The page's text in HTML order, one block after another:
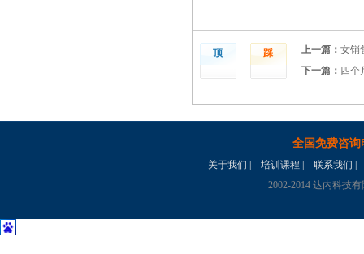
顶 踩 上一篇： 女销
下一篇： 四个
全国免费咨询
关于我们 培训课程 联系我们
2002-2014 达内科技